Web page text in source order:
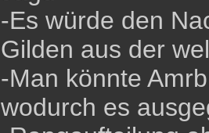
-Es würde den
Gilden aus der
-Man könnte
wodurch es